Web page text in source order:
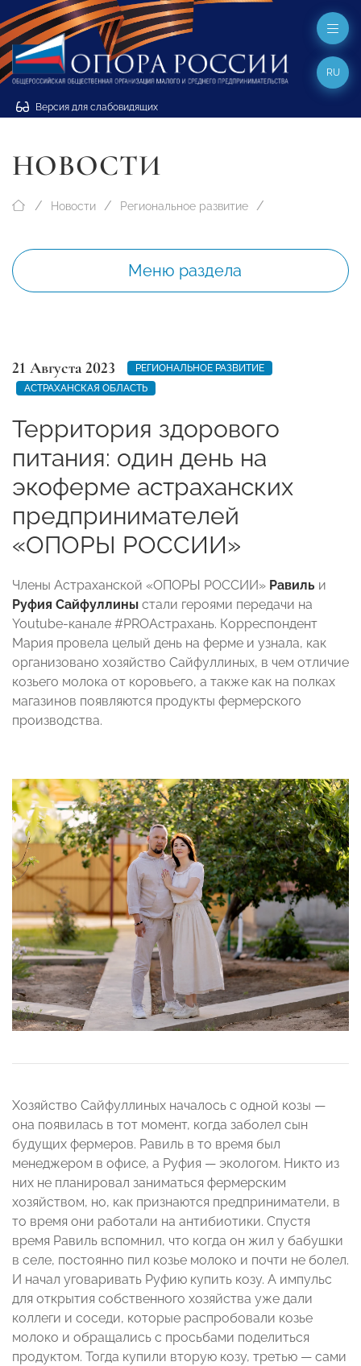
Версия для слабовидящих
RU
НОВОСТИ
Новости Региональное развитие
Меню раздела
21 Августа 2023
РЕГИОНАЛЬНОЕ РАЗВИТИЕ
АСТРАХАНСКАЯ ОБЛАСТЬ
Территория здорового
питания: один день на
экоферме астраханских
предпринимателей
«ОПОРЫ РОССИИ»
Члены Астраханской «ОПОРЫ РОССИИ» Равиль и
Руфия Сайфуллины стали героями передачи на
Youtube-канале #PROАстрахань. Корреспондент
Мария провела целый день на ферме и узнала, как
организовано хозяйство Сайфуллиных, в чем отличие
козьего молока от коровьего, а также как на полках
магазинов появляются продукты фермерского
производства.
Хозяйство Сайфуллиных началось с одной козы —
она появилась в тот момент, когда заболел сын
будущих фермеров. Равиль в то время был
менеджером в офисе, а Руфия — экологом. Никто из
них не планировал заниматься фермерским
хозяйством, но, как признаются предприниматели, в
то время они работали на антибиотики. Спустя
время Равиль вспомнил, что когда он жил у бабушки
в селе, постоянно пил козье молоко и почти не болел.
И начал уговаривать Руфию купить козу. А импульс
для открытия собственного хозяйства уже дали
коллеги и соседи, которые распробовали козье
молоко и обращались с просьбами поделиться
продуктом. Тогда купили вторую козу, третью — сами